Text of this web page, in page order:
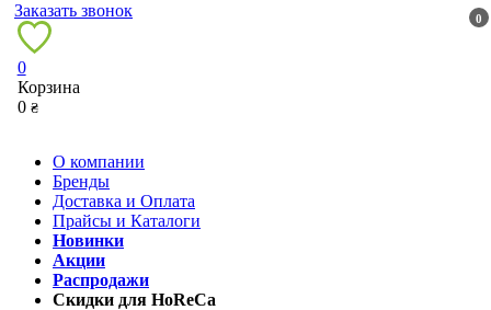
Заказать звонок 0
0
Корзина
0 ₴
О компании
Бренды
Доставка и Оплата
Прайсы и Каталоги
Новинки
Акции
Распродажи
Скидки для HoReCa